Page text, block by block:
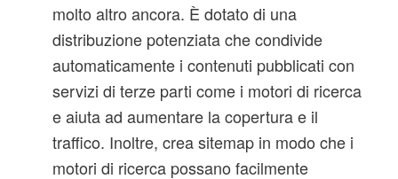
molto altro ancora. È dotato di una
distribuzione potenziata che condivide
automaticamente i contenuti pubblicati con
servizi di terze parti come i motori di ricerca
e aiuta ad aumentare la copertura e il
traffico. Inoltre, crea sitemap in modo che i
motori di ricerca possano facilmente